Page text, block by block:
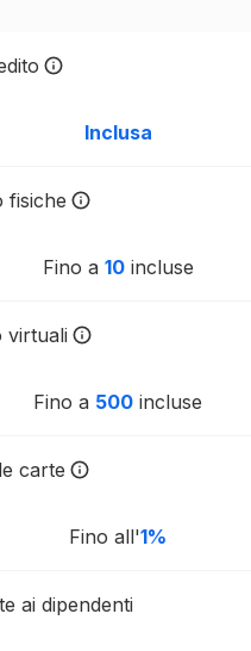
inclusa in ogni piano
Inclusa
fisiche
di carte fisiche
Fino a 10incluse
virtuali
di carte virtuali
Fino a 500 incluse
carte
viene erogato
Fino all'1%
ai dipendenti